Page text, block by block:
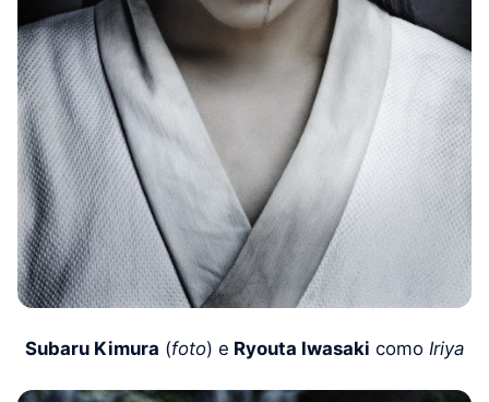
Subaru Kimura (foto) e Ryouta Iwasaki como Iriya